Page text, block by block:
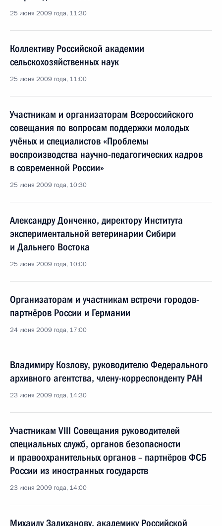
25 июня 2009 года, 11:30
Коллективу Российской академии
сельскохозяйственных наук
25 июня 2009 года, 11:00
Участникам и организаторам Всероссийского
совещания по вопросам поддержки молодых
учёных и специалистов «Проблемы
воспроизводства научно-педагогических кадров
в современной России»
25 июня 2009 года, 10:30
Александру Донченко, директору Института
экспериментальной ветеринарии Сибири
и Дальнего Востока
25 июня 2009 года, 10:00
Организаторам и участникам встречи городов-
партнёров России и Германии
24 июня 2009 года, 17:00
Владимиру Козлову, руководителю Федерального
архивного агентства, члену-корреспонденту РАН
23 июня 2009 года, 14:30
Участникам VIII Совещания руководителей
специальных служб, органов безопасности
и правоохранительных органов – партнёров ФСБ
России из иностранных государств
23 июня 2009 года, 14:00
Михаилу Залиханову, академику Российской